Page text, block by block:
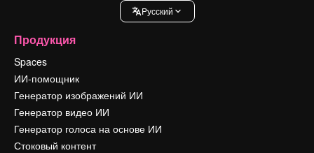
Pусский
Продукция
Spaces
ИИ-помощник
Генератор изображений ИИ
Генератор видео ИИ
Генератор голоса на основе ИИ
Стоковый контент